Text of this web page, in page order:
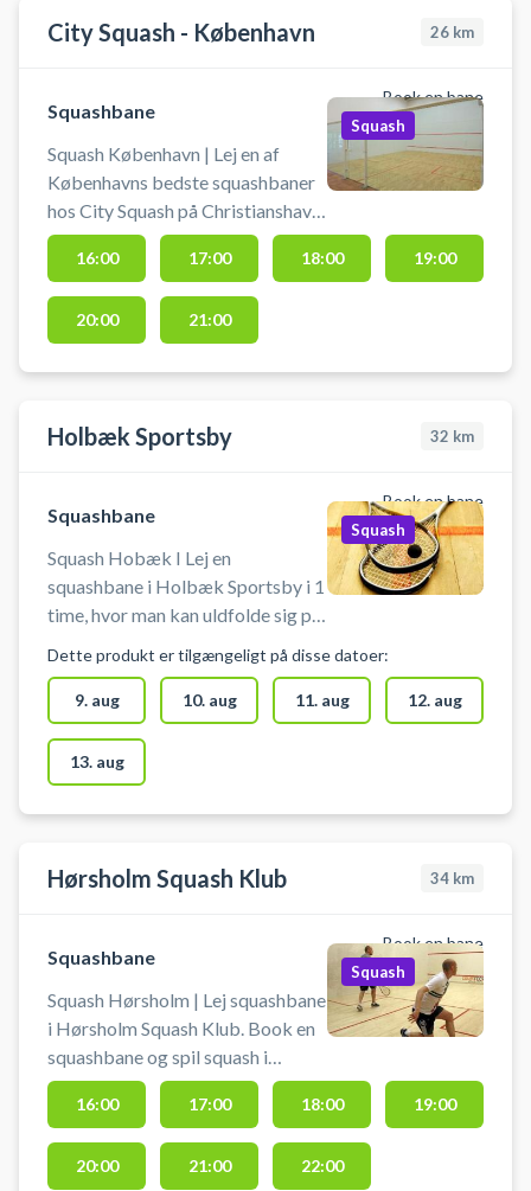
City Squash - København 26 km
Book en bane
Squashbane
Squash København | Lej en af
Københavns bedste squashbaner
hos City Squash på Christianshavn.
Book squashbane og spil squash i
København på City Squashs
squashbaner på Kløvermarken,
København S.
Squash
16:00 17:00 18:00 19:00
20:00 21:00
Holbæk Sportsby 32 km
Book en bane
Squashbane
Squash Hobæk I Lej en
squashbane i Holbæk Sportsby i 1
time, hvor man kan uldfolde sig på
Holbæk. Book squashbane og spil
squash i Holbæk på en af de tre
squashbaner i Holbæk Sportsby.
Muligt at leje ketcher og købe
bolde.
Squash
Dette produkt er tilgængeligt på disse datoer:
9. aug 10. aug 11. aug 12. aug
13. aug
Hørsholm Squash Klub 34 km
Book en bane
Squashbane
Squash Hørsholm | Lej squashbane
i Hørsholm Squash Klub. Book en
squashbane og spil squash i
Hørsholm på squashbanerne i
squashhallen hos Hørsholm
Squash Klub.
Squash
16:00 17:00 18:00 19:00
20:00 21:00 22:00